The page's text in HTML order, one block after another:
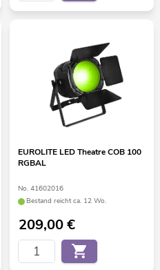
EUROLITE LED Theatre COB 100
RGBAL
No. 41602016
Bestand reicht ca. 12 Wo.
209,00€